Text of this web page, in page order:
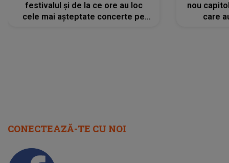
festivalul și de la ce ore au loc
cele mai așteptate concerte pe
nou
care
CONECTEAZĂ-TE CU NOI